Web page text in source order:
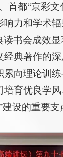
首都“京彩
力和学术辐
书会成效
经典著作的
累向理论训
培育优良学
设的重要支